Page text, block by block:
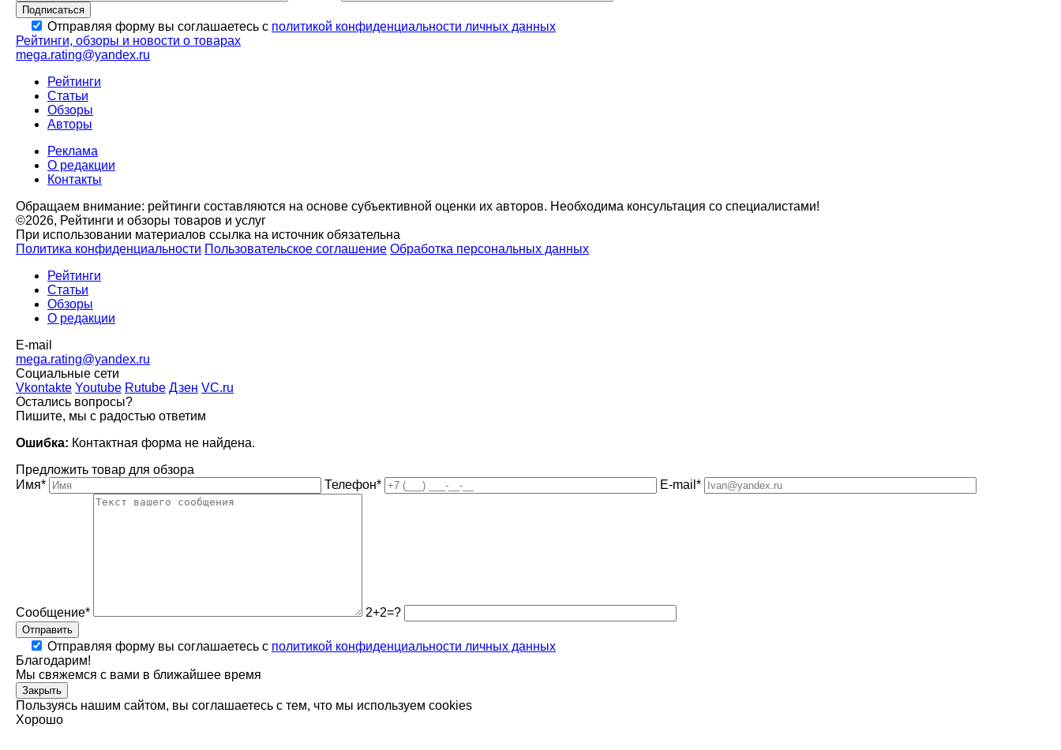
Подписаться
Отправляя форму вы соглашаетесь с политикой конфиденциальности личных данных
Рейтинги, обзоры и новости о товарах
mega.rating@yandex.ru
Рейтинги
Статьи
Обзоры
Авторы
Реклама
О редакции
Контакты
Обращаем внимание: рейтинги составляются на основе субъективной оценки их авторов. Необходима консультация со специалистами!
©2026, Рейтинги и обзоры товаров и услуг
При использовании материалов ссылка на источник обязательна
Политика конфиденциальности Пользовательское соглашение Обработка персональных данных
Рейтинги
Статьи
Обзоры
О редакции
E-mail
mega.rating@yandex.ru
Социальные сети
Vkontakte Youtube Rutube Дзен VC.ru
Остались вопросы?
Пишите, мы с радостью ответим
Ошибка: Контактная форма не найдена.
Предложить товар для обзора
Имя*
Телефон* E-mail*
Сообщение* 2+2=?
Отправить
Отправляя форму вы соглашаетесь с политикой конфиденциальности личных данных
Благодарим!
Мы свяжемся с вами в ближайшее время
Закрыть
Пользуясь нашим сайтом, вы соглашаетесь с тем, что мы используем cookies
Хорошо